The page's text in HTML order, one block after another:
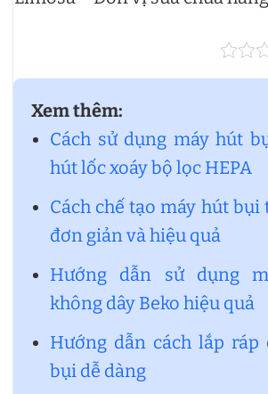
Xem thêm:
Cách sử dụng máy hút
hút lốc xoáy bộ lọc HEPA
Cách chế tạo máy hút bụi
đơn giản và hiệu quả
Hướng dẫn sử dụng
không dây Beko hiệu quả
Hướng dẫn cách lắp ráp
bụi dễ dàng